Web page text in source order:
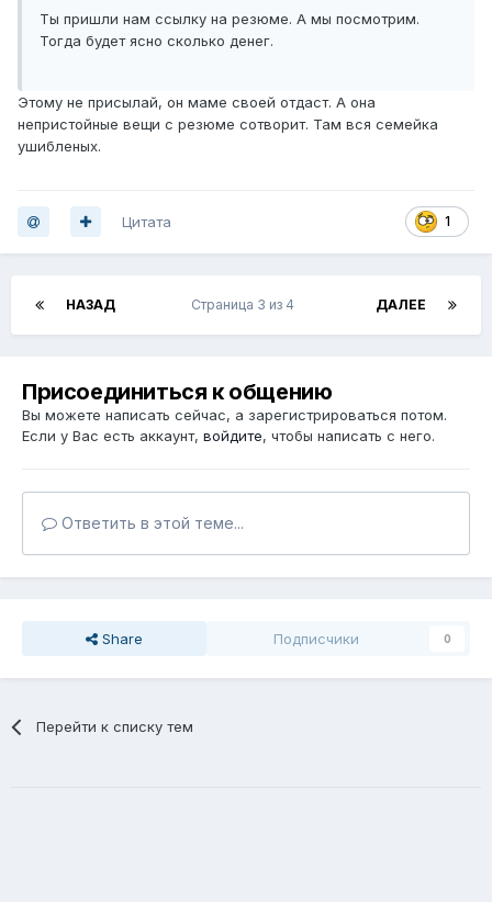
Ты пришли нам ссылку на резюме. А мы посмотрим.
Тогда будет ясно сколько денег.
Этому не присылай, он маме своей отдаст. А она
непристойные вещи с резюме сотворит. Там вся семейка
ушибленых.
1
Цитата
НАЗАД ДАЛЕЕ
Страница 3 из 4
Присоединиться к общению
Вы можете написать сейчас, а зарегистрироваться потом.
Если у Вас есть аккаунт, войдите, чтобы написать с него.
Ответить в этой теме...
Share Подписчики 0
Перейти к списку тем